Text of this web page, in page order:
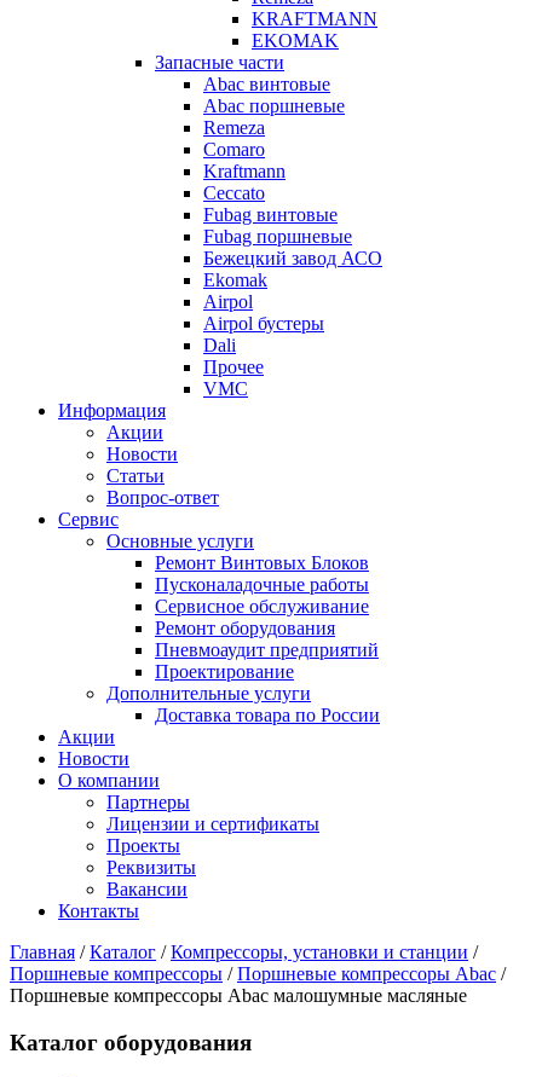
KRAFTMANN
EKOMAK
Запасные части
Abac винтовые
Abac поршневые
Remeza
Comaro
Kraftmann
Ceccato
Fubag винтовые
Fubag поршневые
Бежецкий завод АСО
Ekomak
Airpol
Airpol бустеры
Dali
Прочее
VMC
Информация
Акции
Новости
Статьи
Вопрос-ответ
Сервис
Основные услуги
Ремонт Винтовых Блоков
Пусконаладочные работы
Сервисное обслуживание
Ремонт оборудования
Пневмоаудит предприятий
Проектирование
Дополнительные услуги
Доставка товара по России
Акции
Новости
О компании
Партнеры
Лицензии и сертификаты
Проекты
Реквизиты
Вакансии
Контакты
Главная /Каталог /Компрессоры, установки и станции /
Поршневые компрессоры /Поршневые компрессоры Abac /
Поршневые компрессоры Abac малошумные масляные
Каталог оборудования